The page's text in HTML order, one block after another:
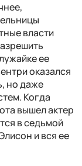
власти
ее
оказался
но даже
Когда
вышел актер
в седьмой
и вся ее